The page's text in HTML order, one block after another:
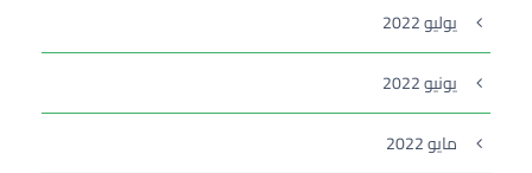
يوليو 2022
يونيو 2022
مايو 2022